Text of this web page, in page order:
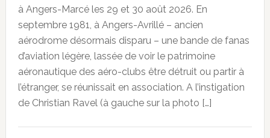
à Angers-Marcé les 29 et 30 août 2026. En
septembre 1981, à Angers-Avrillé – ancien
aérodrome désormais disparu – une bande de fanas
d’aviation légère, lassée de voir le patrimoine
aéronautique des aéro-clubs être détruit ou partir à
l’étranger, se réunissait en association. A l’instigation
de Christian Ravel (à gauche sur la photo […]